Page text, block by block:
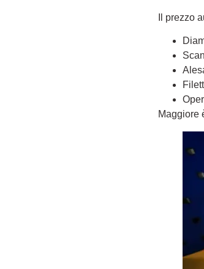
Il prezzo
Maggiore